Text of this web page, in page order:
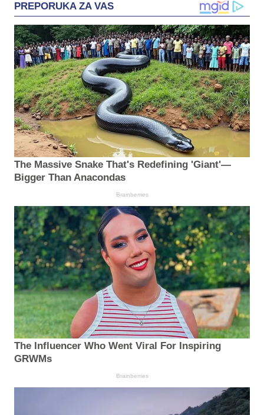
PREPORUKA ZA VAS
The Massive Snake That's Redefining 'Giant'—
Bigger Than Anacondas
Brainberries
The Influencer Who Went Viral For Inspiring
GRWMs
Brainberries